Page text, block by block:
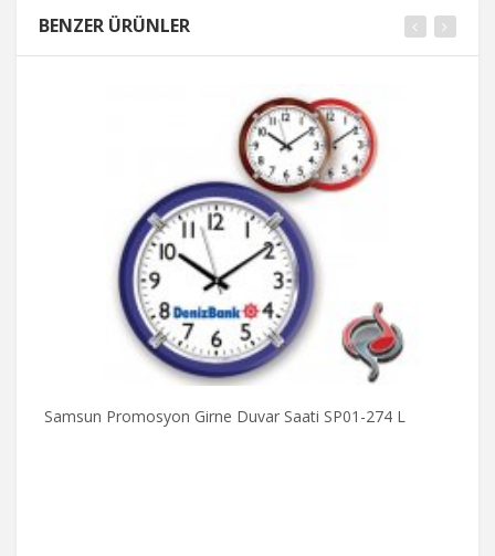
BENZER ÜRÜNLER
Samsun Promosyon Girne Duvar Saati SP01-274 L